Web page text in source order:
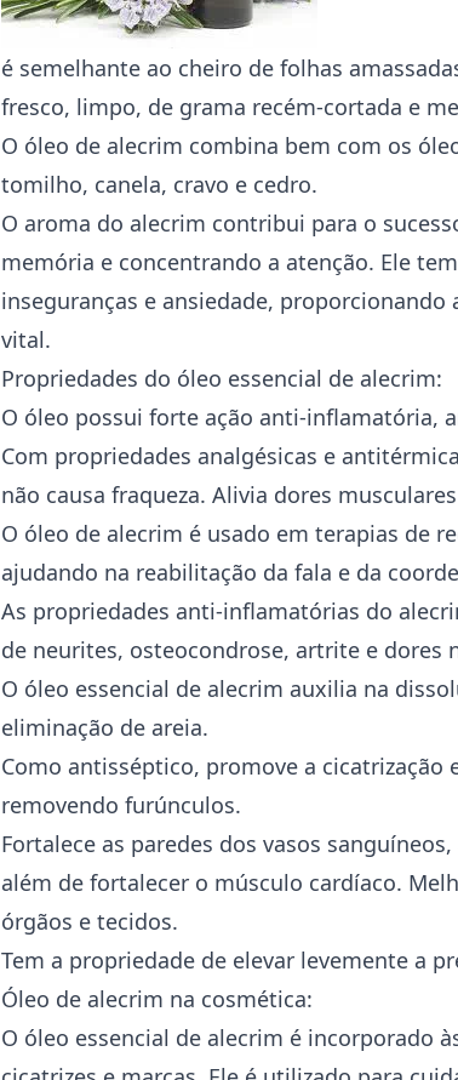
é semelhante ao cheiro de folhas
fresco, limpo, de grama recém-cortada e
O óleo de alecrim combina bem com os
tomilho, canela, cravo e cedro.
O aroma do alecrim contribui para o
memória e concentrando a atenção. Ele
inseguranças e ansiedade,
vital.
Propriedades do óleo essencial de alecrim:
O óleo possui forte ação anti-inflamatória,
Com propriedades analgésicas e
não causa fraqueza. Alivia dores
O óleo de alecrim é usado em terapias de
ajudando na reabilitação da fala e da
As propriedades anti-inflamatórias do
de neurites, osteocondrose, artrite e dores
O óleo essencial de alecrim auxilia na
eliminação de areia.
Como antisséptico, promove a cicatrização
removendo furúnculos.
Fortalece as paredes dos vasos
além de fortalecer o músculo cardíaco.
órgãos e tecidos.
Tem a propriedade de elevar levemente a
Óleo de alecrim na cosmética:
O óleo essencial de alecrim é incorporado